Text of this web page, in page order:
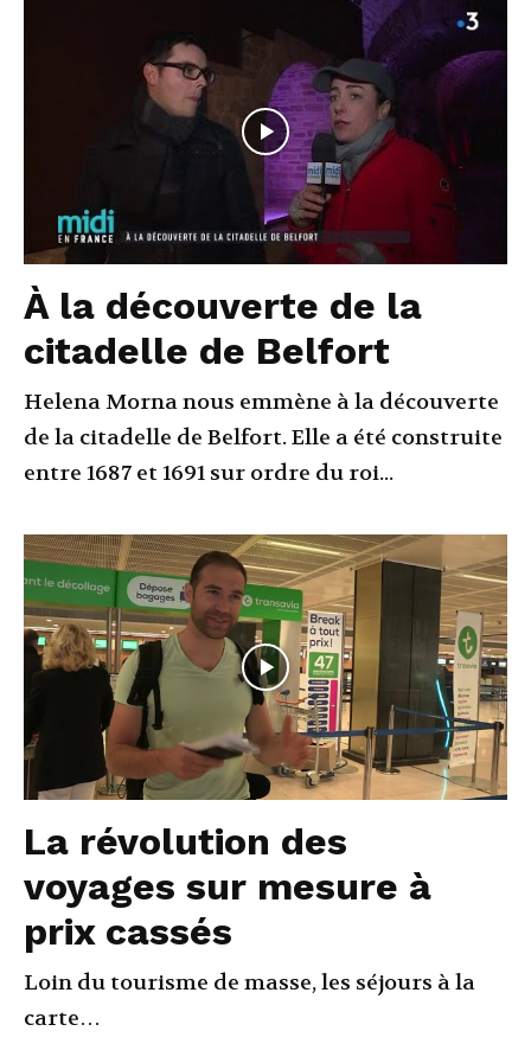
À la découverte de la
citadelle de Belfort
Helena Morna nous emmène à la découverte
de la citadelle de Belfort. Elle a été construite
entre 1687 et 1691 sur ordre du roi...
La révolution des
voyages sur mesure à
prix cassés
Loin du tourisme de masse, les séjours à la
carte…